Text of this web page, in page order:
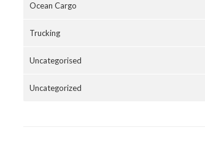
Ocean Cargo
Trucking
Uncategorised
Uncategorized